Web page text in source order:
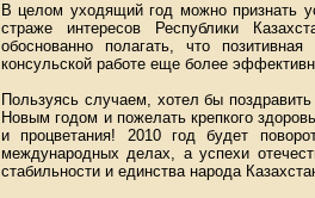
В целом уходящий год можно признать
страже интересов Республики
обоснованно полагать, что
консульской работе еще более
Пользуясь случаем, хотел бы
Новым годом и пожелать крепкого
и процветания! 2010 год будет
международных делах, а успехи
стабильности и единства народа